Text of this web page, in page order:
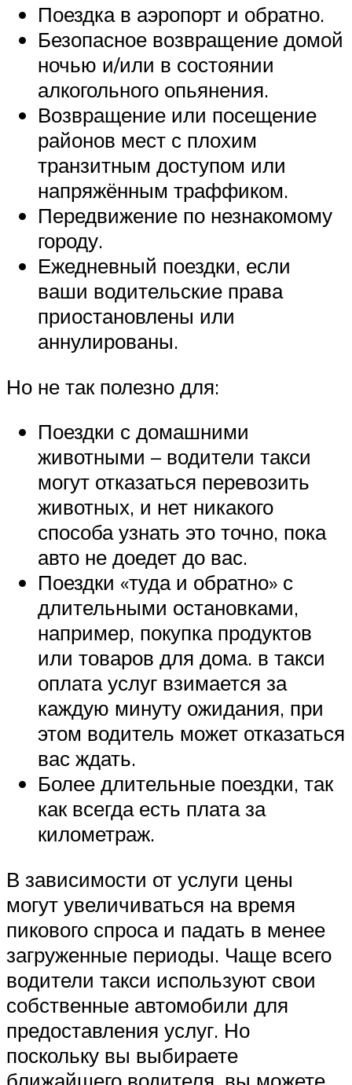
Поездка в аэропорт и обратно.
Безопасное возвращение домой
ночью и/или в состоянии
алкогольного опьянения.
Возвращение или посещение
районов мест с плохим
транзитным доступом или
напряжённым траффиком.
Передвижение по незнакомому
городу.
Ежедневный поездки, если
ваши водительские права
приостановлены или
аннулированы.
Но не так полезно для:
Поездки с домашними
животными – водители такси
могут отказаться перевозить
животных, и нет никакого
способа узнать это точно, пока
авто не доедет до вас.
Поездки «туда и обратно» с
длительными остановками,
например, покупка продуктов
или товаров для дома. в такси
оплата услуг взимается за
каждую минуту ожидания, при
этом водитель может отказаться
вас ждать.
Более длительные поездки, так
как всегда есть плата за
километраж.
В зависимости от услуги цены
могут увеличиваться на время
пикового спроса и падать в менее
загруженные периоды. Чаще всего
водители такси используют свои
собственные автомобили для
предоставления услуг. Но
поскольку вы выбираете